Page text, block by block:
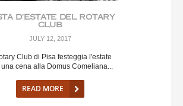
D’ESTATE DEL ROTARY
CLUB
JULY 12, 2017
Club di Pisa festeggia l'estate
cena alla Domus Comeliana...
READ MORE